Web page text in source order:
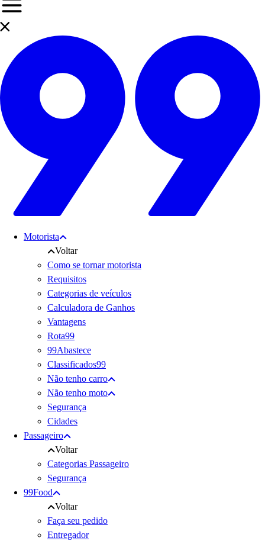
Motorista
Voltar
Como se tornar motorista
Requisitos
Categorias de veículos
Calculadora de Ganhos
Vantagens
Rota99
99Abastece
Classificados99
Não tenho carro
Não tenho moto
Segurança
Cidades
Passageiro
Voltar
Categorias Passageiro
Segurança
99Food
Voltar
Faça seu pedido
Entregador